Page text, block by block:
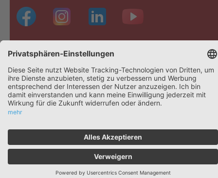
4
© 2026 Unterneh­mer­ma­nu­fak­tur für Hoteliers und
Gastrono­men GmbH